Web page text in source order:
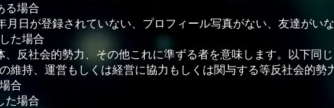
る場合
⽉⽇が登録されていない、プロフィール写真がない、友達がい
た場合
、反社会的勢⼒、その他これに準ずる者を意味します。以下同
維持、運営もしくは経営に協⼒もしくは関与する等反社会的勢
合
た場合